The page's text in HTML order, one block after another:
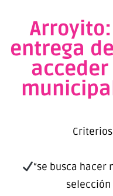
entrega
“se busca hacer
selección